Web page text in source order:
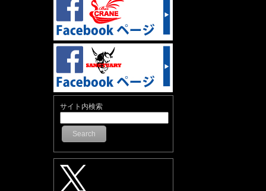
サイト内検索
Search